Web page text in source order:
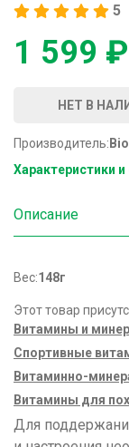
5
1 599 ₽
НЕТ В
Производитель:
Характеристики и
Описание
Вес:148г
Этот товар
Витамины и
Спортивные
Витаминно-
Витамины для
Для